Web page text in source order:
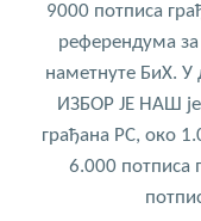
9000 потписа
референдума за
наметнуте БиХ.
ИЗБОР ЈЕ НАШ
грађана РС, око
6.000 потписа